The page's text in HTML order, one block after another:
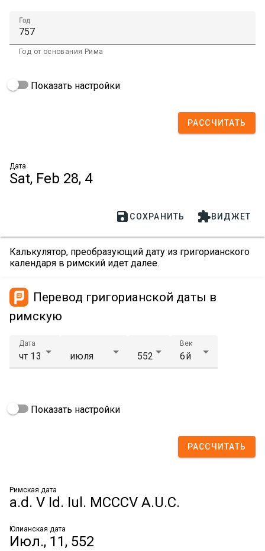
Год
Год от основания Рима
Показать настройки
РАССЧИТАТЬ
Дата
Sat, Feb 28, 4
 СОХРАНИТЬ ВИДЖЕТ
Калькулятор, преобразующий дату из григорианского
календаря в римский идет далее.
Перевод григорианской даты в
римскую
Дата Век
Показать настройки
РАССЧИТАТЬ
Римская дата
a.d. V Id. Iul. MCCCV A.U.C.
Юлианская дата
Июл., 11, 552